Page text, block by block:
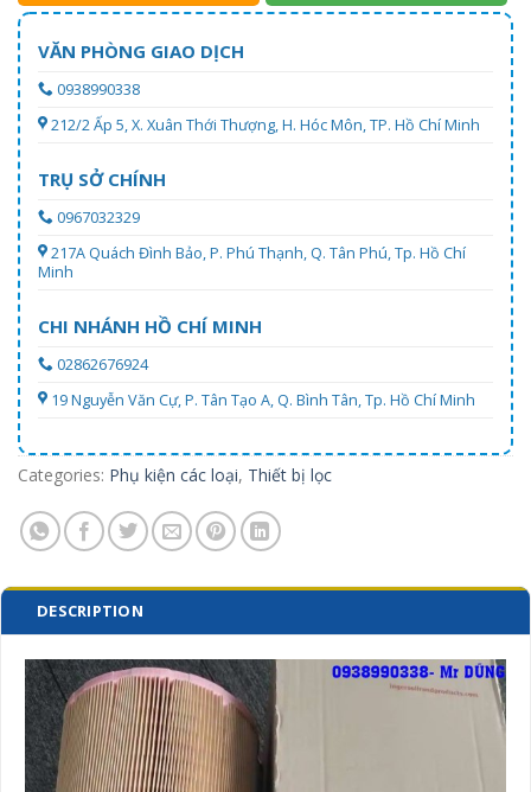
VĂN PHÒNG GIAO DỊCH
0938990338
212/2 Ấp 5, X. Xuân Thới Thượng, H. Hóc Môn, TP. Hồ Chí Minh
TRỤ SỞ CHÍNH
0967032329
217A Quách Đình Bảo, P. Phú Thạnh, Q. Tân Phú, Tp. Hồ Chí
Minh
CHI NHÁNH HỒ CHÍ MINH
02862676924
19 Nguyễn Văn Cự, P. Tân Tạo A, Q. Bình Tân, Tp. Hồ Chí Minh
Categories: Phụ kiện các loại, Thiết bị lọc
DESCRIPTION